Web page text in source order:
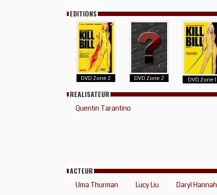
EDITIONS
DVD Zone 2 DVD Zone 2 DVD Zone 1
REALISATEUR
Quentin Tarantino
ACTEUR
Uma Thurman Lucy Liu
Daryl Hannah